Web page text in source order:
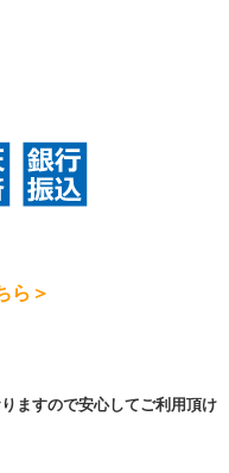
ら＞
ますので安心してご利用頂け